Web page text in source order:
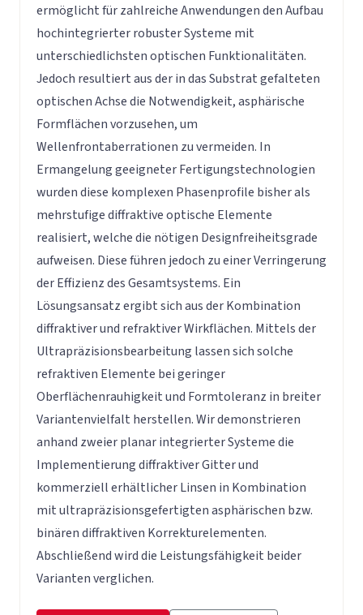
ermöglicht für zahlreiche Anwendungen den Aufbau
hochintegrierter robuster Systeme mit
unterschiedlichsten optischen Funktionalitäten.
Jedoch resultiert aus der in das Substrat gefalteten
optischen Achse die Notwendigkeit, asphärische
Formflächen vorzusehen, um
Wellenfrontaberrationen zu vermeiden. In
Ermangelung geeigneter Fertigungstechnologien
wurden diese komplexen Phasenprofile bisher als
mehrstufige diffraktive optische Elemente
realisiert, welche die nötigen Designfreiheitsgrade
aufweisen. Diese führen jedoch zu einer Verringerung
der Effizienz des Gesamtsystems. Ein
Lösungsansatz ergibt sich aus der Kombination
diffraktiver und refraktiver Wirkflächen. Mittels der
Ultrapräzisionsbearbeitung lassen sich solche
refraktiven Elemente bei geringer
Oberflächenrauhigkeit und Formtoleranz in breiter
Variantenvielfalt herstellen. Wir demonstrieren
anhand zweier planar integrierter Systeme die
Implementierung diffraktiver Gitter und
kommerziell erhältlicher Linsen in Kombination
mit ultrapräzisionsgefertigten asphärischen bzw.
binären diffraktiven Korrekturelementen.
Abschließend wird die Leistungsfähigkeit beider
Varianten verglichen.